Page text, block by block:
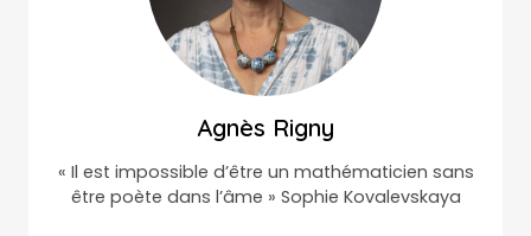
Agnès Rigny
« Il est impossible d’être un mathématicien sans
être poète dans l’âme » Sophie Kovalevskaya